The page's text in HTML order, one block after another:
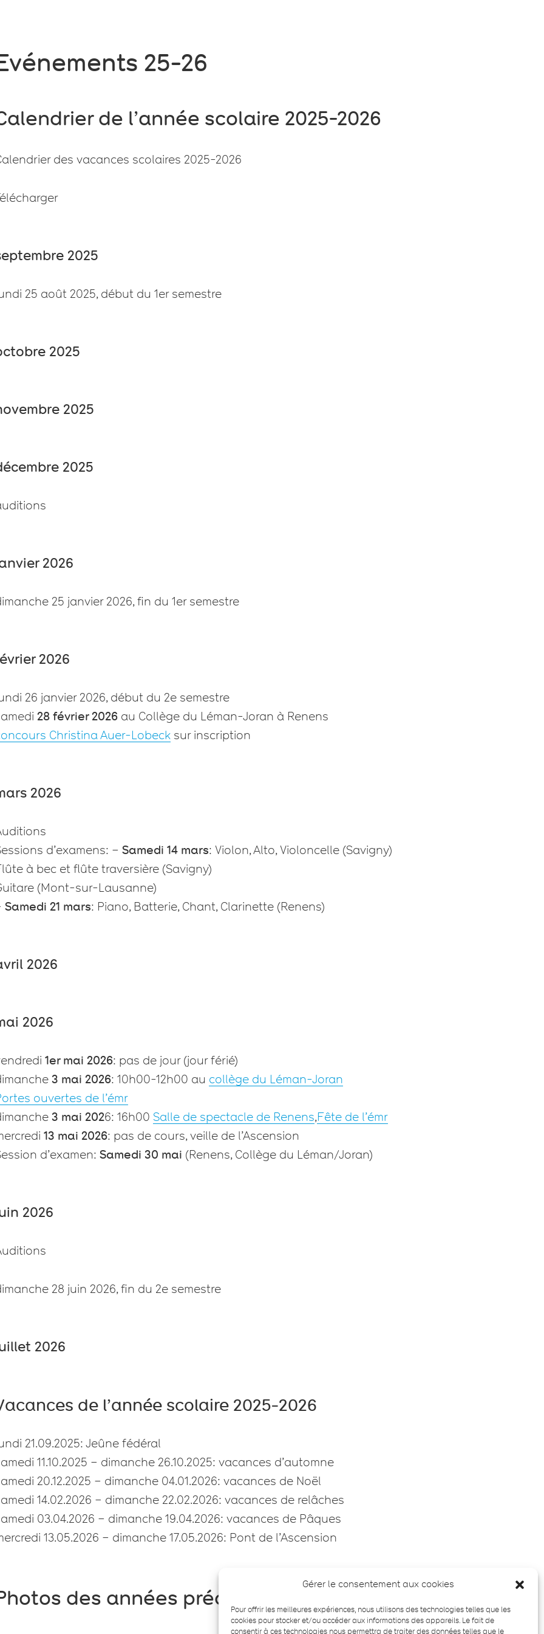
Gérer le consentement aux cookies
Pour offrir les meilleures expériences, nous utilisons des technologies telles que les
cookies pour stocker et/ou accéder aux informations des appareils. Le fait de
consentir à ces technologies nous permettra de traiter des données telles que le
25-26
de l’année scolaire 2025-2026
des vacances scolaires 2025-2026
2025
25 août 2025, début du 1er semestre
2025
2025
2025
2026
25 janvier 2026, fin du 1er semestre
2026
26 janvier 2026, début du 2e semestre
28 février 2026au Collège du Léman-Joran à Renens
Christina Auer-Lobecksur inscription
2026
d’examens: – Samedi 14 mars: Violon, Alto, Violoncelle (Savigny)
à bec et flûte traversière (Savigny)
(Mont-sur-Lausanne)
Samedi 21 mars: Piano, Batterie, Chant, Clarinette (Renens)
2026
2026
1er mai 2026: pas de jour (jour férié)
3 mai 2026: 10h00-12h00 au collège du Léman-Joran
ouvertes de l’émr
3 mai 2026: 16h00 Salle de spectacle de Renens,Fête de l’émr
13 mai 2026: pas de cours, veille de l’Ascension
d’examen: Samedi 30 mai (Renens, Collège du Léman/Joran)
2026
28 juin 2026, fin du 2e semestre
2026
de l’année scolaire 2025-2026
21.09.2025: Jeûne fédéral
11.10.2025 – dimanche 26.10.2025: vacances d’automne
20.12.2025 – dimanche 04.01.2026: vacances de Noël
14.02.2026 – dimanche 22.02.2026: vacances de relâches
03.04.2026 – dimanche 19.04.2026: vacances de Pâques
13.05.2026 – dimanche 17.05.2026: Pont de l’Ascension
des années précédentes